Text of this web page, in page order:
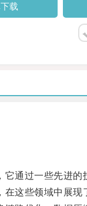
载
过一些先进的
这些领域中展现